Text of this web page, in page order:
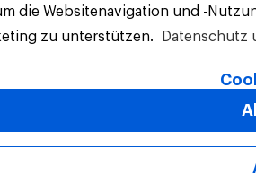
die Websitenavigation und -
zu unterstützen.
Datenschutz